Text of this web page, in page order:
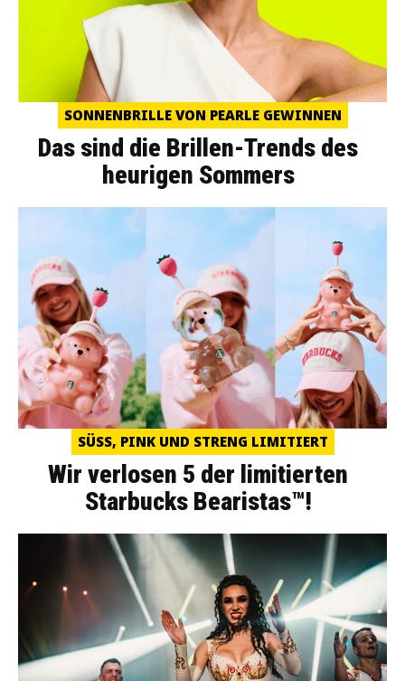
SONNENBRILLE VON PEARLE GEWINNEN
Das sind die Brillen-Trends des
heurigen Sommers
SÜSS, PINK UND STRENG LIMITIERT
Wir verlosen 5 der limitierten
Starbucks Bearistas™!